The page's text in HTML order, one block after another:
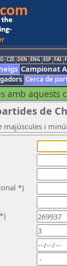
CZE DEN ENG ESP FAI
Campionat
Cerca de
amb aquests
de
majúscules i
*)